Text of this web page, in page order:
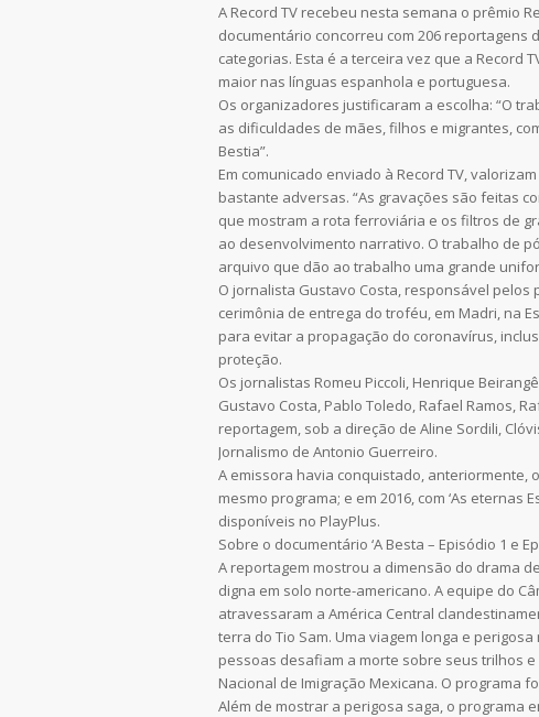
A Record TV recebeu nesta semana o prêmio
documentário concorreu com 206 reportagens
categorias. Esta é a terceira vez que a Record
maior nas línguas espanhola e portuguesa.
Os organizadores justificaram a escolha: “O
as dificuldades de mães, filhos e migrantes,
Bestia”.
Em comunicado enviado à Record TV,
bastante adversas. “As gravações são feitas
que mostram a rota ferroviária e os filtros de
ao desenvolvimento narrativo. O trabalho de
arquivo que dão ao trabalho uma grande
O jornalista Gustavo Costa, responsável
cerimônia de entrega do troféu, em Madri, na
para evitar a propagação do coronavírus,
proteção.
Os jornalistas Romeu Piccoli, Henrique
Gustavo Costa, Pablo Toledo, Rafael Ramos,
reportagem, sob a direção de Aline Sordili,
Jornalismo de Antonio Guerreiro.
A emissora havia conquistado, anteriormente,
mesmo programa; e em 2016, com ‘As eternas
disponíveis no PlayPlus.
Sobre o documentário ‘A Besta – Episódio 1 e
A reportagem mostrou a dimensão do drama
digna em solo norte-americano. A equipe do
atravessaram a América Central
terra do Tio Sam. Uma viagem longa e perigosa
pessoas desafiam a morte sobre seus trilhos
Nacional de Imigração Mexicana. O programa
Além de mostrar a perigosa saga, o programa